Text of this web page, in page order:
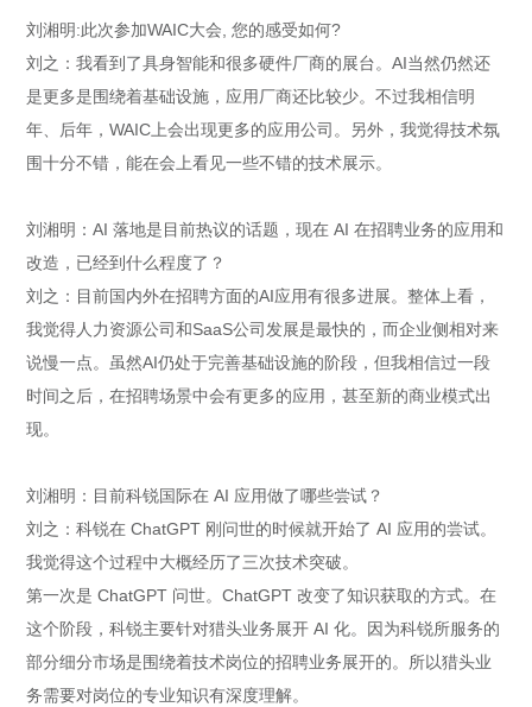
刘湘明:此次参加WAIC大会, 您的感受如何?
刘之：我看到了具身智能和很多硬件厂商的展台。AI当然仍然还
是更多是围绕着基础设施，应用厂商还比较少。不过我相信明
年、后年，WAIC上会出现更多的应用公司。另外，我觉得技术氛
围十分不错，能在会上看见一些不错的技术展示。
刘湘明：AI 落地是目前热议的话题，现在 AI 在招聘业务的应用和
改造，已经到什么程度了？
刘之：目前国内外在招聘方面的AI应用有很多进展。整体上看，
我觉得人力资源公司和SaaS公司发展是最快的，而企业侧相对来
说慢一点。虽然AI仍处于完善基础设施的阶段，但我相信过一段
时间之后，在招聘场景中会有更多的应用，甚至新的商业模式出
现。
刘湘明：目前科锐国际在 AI 应用做了哪些尝试？
刘之：科锐在 ChatGPT 刚问世的时候就开始了 AI 应用的尝试。
我觉得这个过程中大概经历了三次技术突破。
第一次是 ChatGPT 问世。ChatGPT 改变了知识获取的方式。在
这个阶段，科锐主要针对猎头业务展开 AI 化。因为科锐所服务的
部分细分市场是围绕着技术岗位的招聘业务展开的。所以猎头业
务需要对岗位的专业知识有深度理解。